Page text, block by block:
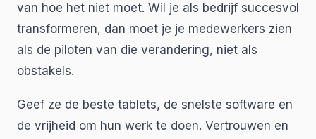
van hoe het niet moet. Wil je als bedrijf succesvol
transformeren, dan moet je je medewerkers zien
als de piloten van die verandering, niet als
obstakels.
Geef ze de beste tablets, de snelste software en
de vrijheid om hun werk te doen. Vertrouwen en